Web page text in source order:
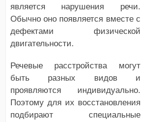
является нарушения речи.
Обычно оно появляется вместе с
дефектами физической
двигательности.
Речевые расстройства могут
быть разных видов и
проявляются индивидуально.
Поэтому для их восстановления
подбирают специальные